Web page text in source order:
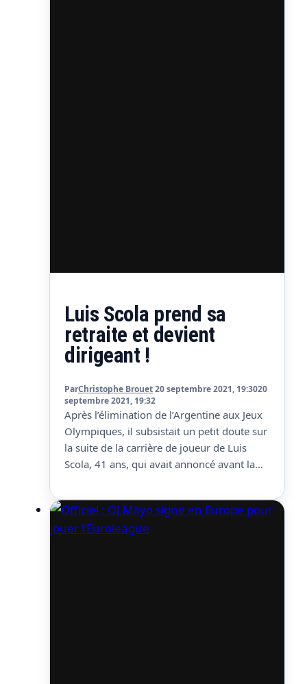
Luis Scola prend sa
retraite et devient
dirigeant !
ParChristophe Brouet20 septembre 2021, 19:3020
septembre 2021, 19:32
Après l’élimination de l’Argentine aux Jeux
Olympiques, il subsistait un petit doute sur
la suite de la carrière de joueur de Luis
Scola, 41 ans, qui avait annoncé avant la
décision sur son avenir et que ce n’était pas
« un tournoi d’adieux. » On est désormais
fixé, il raccroche…